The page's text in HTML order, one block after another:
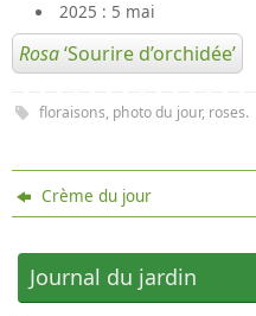
2025 : 5 mai
Rosa‘Sourire d’orchidée’
floraisons, photo du jour, roses.
Crème du jour
Journal du jardin